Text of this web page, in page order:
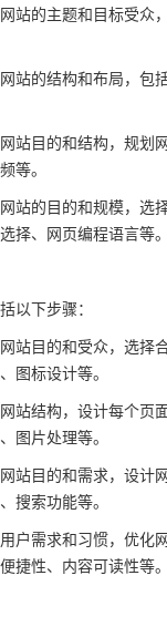
站的主题和目标受众
站的结构和布局，包
站目的和结构，规划
等。
站的目的和规模，选
择、网页编程语言等。
以下步骤：
站目的和受众，选择
图标设计等。
站结构，设计每个页
图片处理等。
站目的和需求，设计
搜索功能等。
户需求和习惯，优化
捷性、内容可读性等。